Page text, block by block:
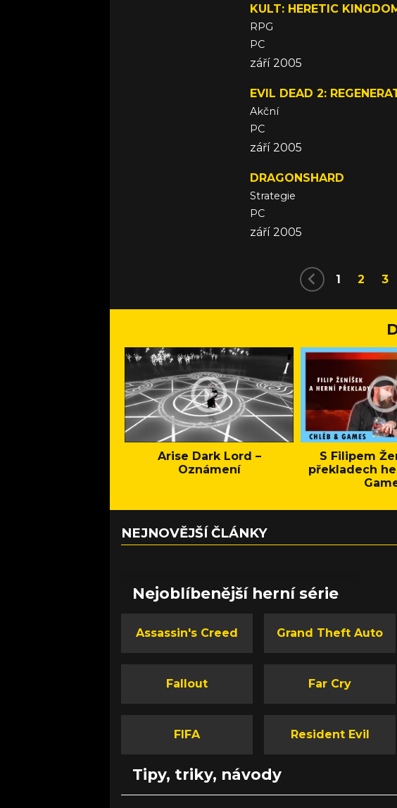
KULT: HERETIC
RPG
PC
září 2005
EVIL DEAD 2:
Akční
PC
září 2005
DRAGONSHARD
Strategie
PC
září 2005
1 2 3
Arise Dark Lord –
Oznámení
S Filipem
překladech
NEJNOVĚJŠÍ ČLÁNKY
Nejoblíbenější herní série
Assassin's Creed Grand Theft Auto
Fallout Far Cry
FIFA Resident Evil
Tipy, triky, návody